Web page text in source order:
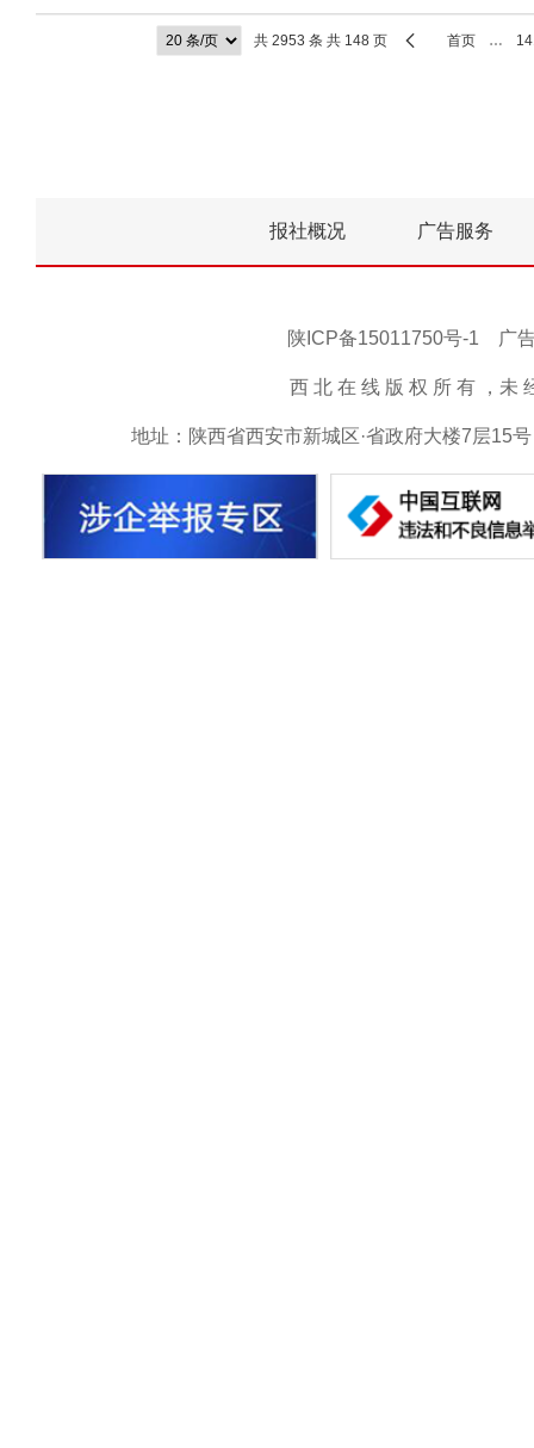
共 2953 条 共 148 页 首页 …
报社概况 广告服务
陕ICP备15011750号-1 广
西 北 在 线 版 权 所 有 ，未
地址：陕西省西安市新城区·省政府大楼7层